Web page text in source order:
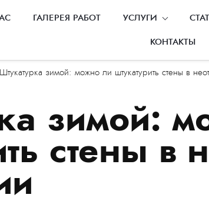
ГАЛЕРЕЯ РАБОТ УСЛУГИ
КОНТАКТЫ
Штукатурка зимой: можно ли штукатурить стены в
зимой:
стены в